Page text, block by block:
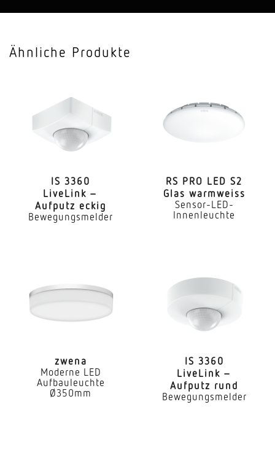
Mit Bewegungsmelder
Erfassung
ggf. durch Glas, Holz und Leichtbauwände
Öffnungswinkel
160 °
Elektronische Skalierbarkeit
Mechanische Skalierbarkeit
Ähnliche Produkte
IS 3360
LiveLink –
Aufputz eckig
Bewegungsmelder
RS PRO LED S2
Glas warmweiss
Sensor-LED-
Innenleuchte
zwena
Moderne LED
Aufbauleuchte
Ø350mm
IS 3360
LiveLink –
Aufputz rund
Bewegungsmelder